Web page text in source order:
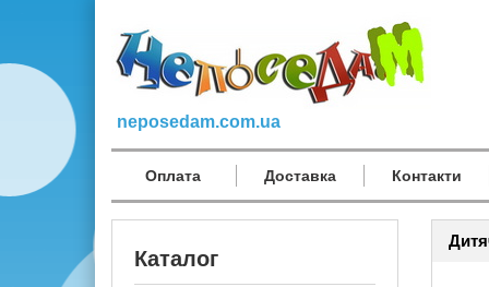
neposedam.com.ua
Оплата Доставка Контакти
Каталог